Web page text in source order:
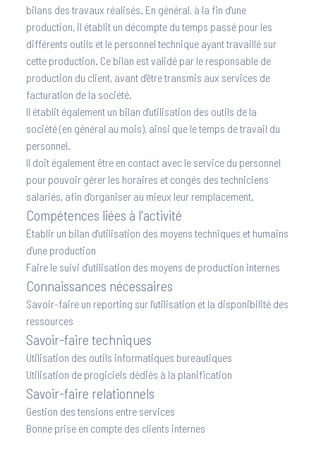
bilans des travaux réalisés. En général, à la fin d'une
production, il établit un décompte du temps passé pour les
différents outils et le personnel technique ayant travaillé sur
cette production. Ce bilan est validé par le responsable de
production du client, avant d'être transmis aux services de
facturation de la société.
Il établit également un bilan d'utilisation des outils de la
société (en général au mois), ainsi que le temps de travail du
personnel.
Il doit également être en contact avec le service du personnel
pour pouvoir gérer les horaires et congés des techniciens
salariés, afin d'organiser au mieux leur remplacement.
Compétences liées à l'activité
Établir un bilan d'utilisation des moyens techniques et humains
d'une production
Faire le suivi d'utilisation des moyens de production internes
Connaissances nécessaires
Savoir-faire un reporting sur l'utilisation et la disponibilité des
ressources
Savoir-faire techniques
Utilisation des outils informatiques bureautiques
Utilisation de progiciels dédiés à la planification
Savoir-faire relationnels
Gestion des tensions entre services
Bonne prise en compte des clients internes